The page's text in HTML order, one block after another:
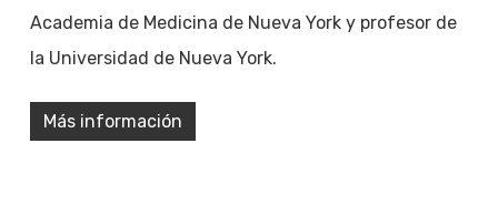
Academia de Medicina de Nueva York y profesor de
la Universidad de Nueva York.
Más información